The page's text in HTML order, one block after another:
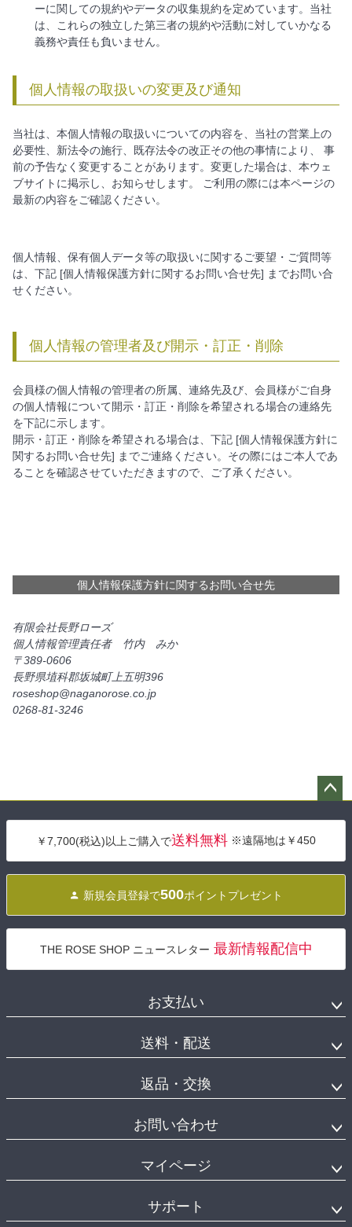
ーに関しての規約やデータの収集規約を定めています。当社
は、これらの独立した第三者の規約や活動に対していかなる
義務や責任も負いません。
個人情報の取扱いの変更及び通知
当社は、本個人情報の取扱いについての内容を、当社の営業上の
必要性、新法令の施行、既存法令の改正その他の事情により、 事
前の予告なく変更することがあります。変更した場合は、本ウェ
ブサイトに掲示し、お知らせします。 ご利用の際には本ページの
最新の内容をご確認ください。
個人情報、保有個人データ等の取扱いに関するご要望・ご質問等
は、下記 [個人情報保護方針に関するお問い合せ先] までお問い合
せください。
個人情報の管理者及び開示・訂正・削除
会員様の個人情報の管理者の所属、連絡先及び、会員様がご自身
の個人情報について開示・訂正・削除を希望される場合の連絡先
を下記に示します。
開示・訂正・削除を希望される場合は、下記 [個人情報保護方針に
関するお問い合せ先] までご連絡ください。その際にはご本人であ
ることを確認させていただきますので、ご了承ください。
個人情報保護方針に関するお問い合せ先
有限会社長野ローズ
個人情報管理責任者 竹内 みか
389-0606
長野県埴科郡坂城町上五明396
roseshop@naganorose.co.jp
0268-81-3246
へ
￥7,700(税込)以上ご購入で送料無料 ※遠隔地は￥450
新規会員登録で500ポイントプレゼント
THE ROSE SHOP ニュースレター 最新情報配信中
お支払い
送料・配送
返品・交換
お問い合わせ
マイページ
サポート